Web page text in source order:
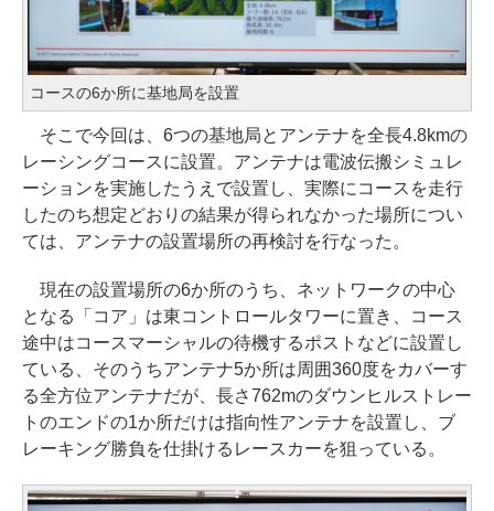
コースの6か所に基地局を設置
そこで今回は、6つの基地局とアンテナを全長4.8kmの
レーシングコースに設置。アンテナは電波伝搬シミュレ
ーションを実施したうえで設置し、実際にコースを走行
したのち想定どおりの結果が得られなかった場所につい
ては、アンテナの設置場所の再検討を行なった。
現在の設置場所の6か所のうち、ネットワークの中心
となる「コア」は東コントロールタワーに置き、コース
途中はコースマーシャルの待機するポストなどに設置し
ている、そのうちアンテナ5か所は周囲360度をカバーす
る全方位アンテナだが、長さ762mのダウンヒルストレー
トのエンドの1か所だけは指向性アンテナを設置し、ブ
レーキング勝負を仕掛けるレースカーを狙っている。